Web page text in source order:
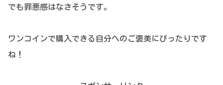
でも罪悪感はなさそうです。
ワンコインで購入できる自分へのご褒美にぴったりです
ね！